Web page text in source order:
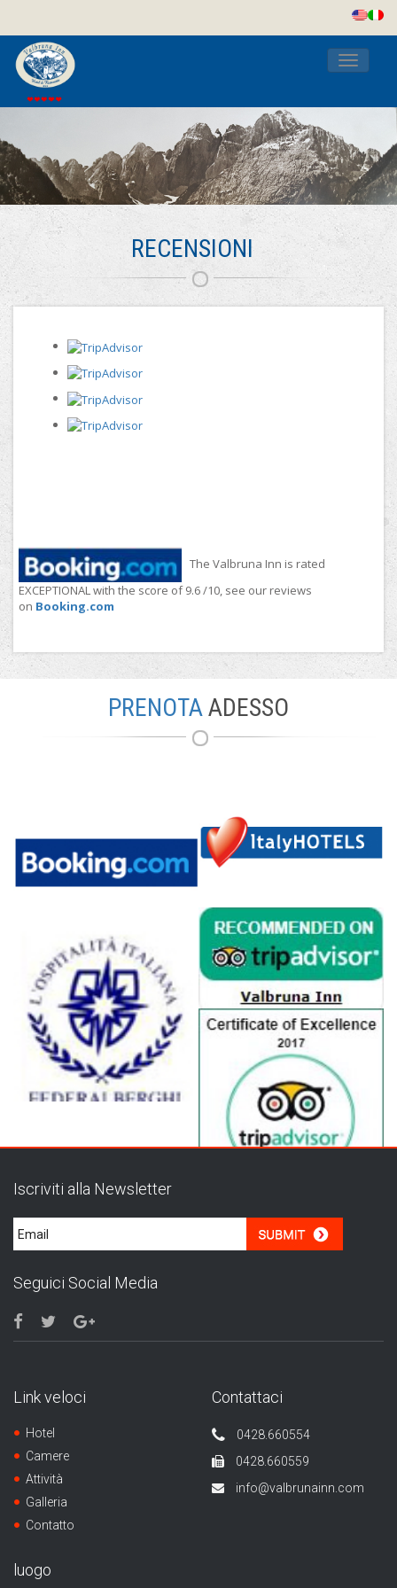
Toggle
RECENSIONI
The Valbruna Inn is rated
EXCEPTIONAL with the score of 9.6 /10, see our reviews
on Booking.com
PRENOTAADESSO
Iscriviti alla Newsletter
Seguici Social Media
Link veloci
Hotel
Camere
Attività
Galleria
Contatto
Contattaci
0428.660554
0428.660559
info@valbrunainn.com
luogo